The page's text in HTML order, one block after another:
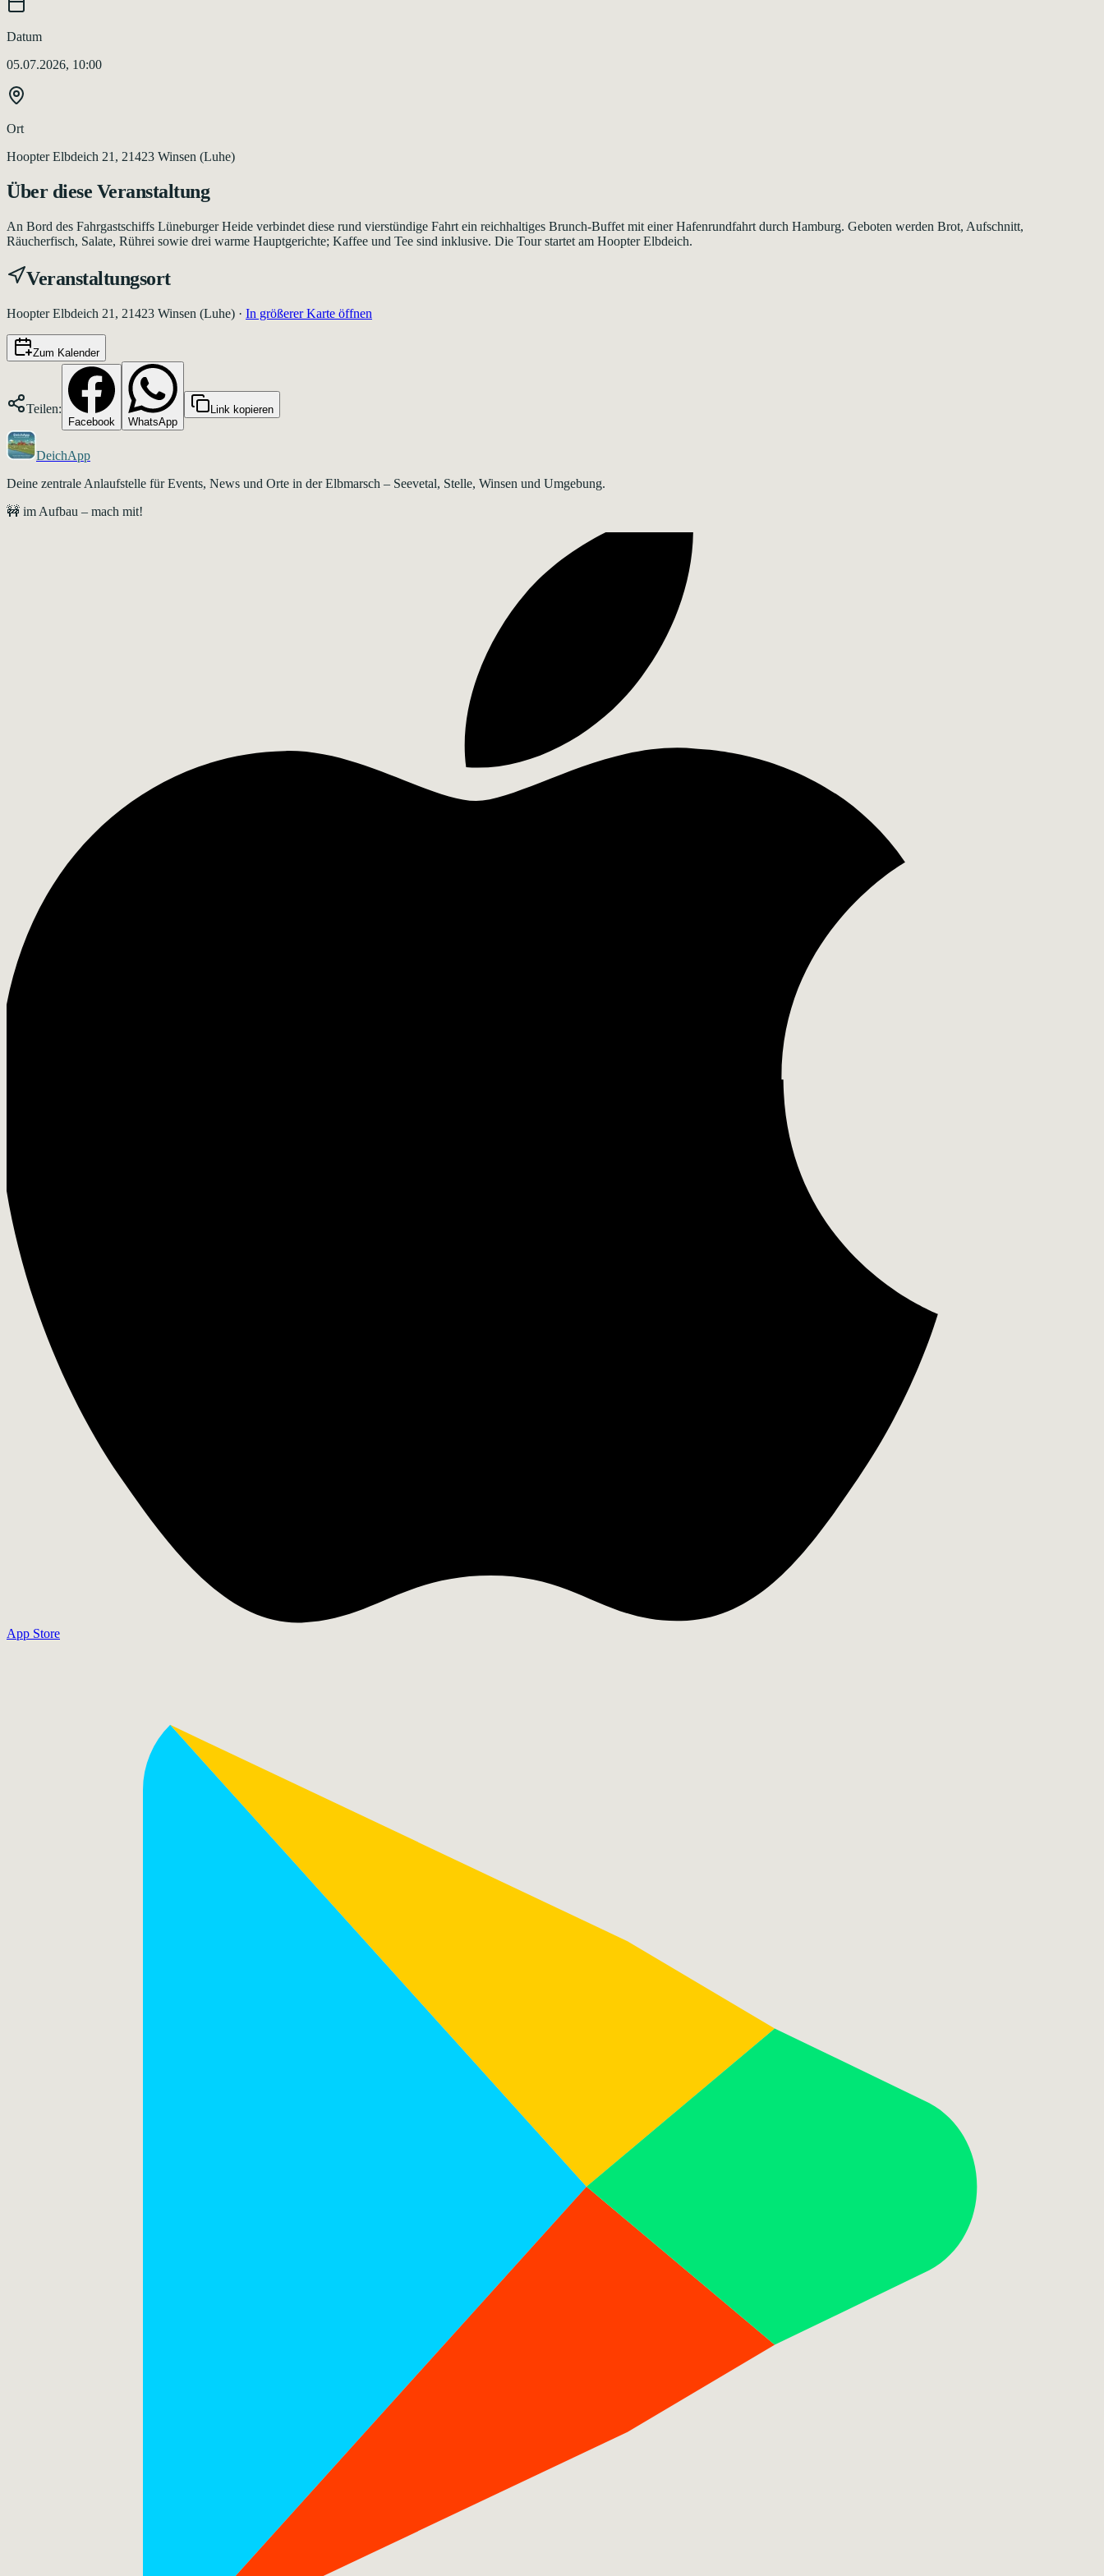
Datum
05.07.2026, 10:00
Ort
Hoopter Elbdeich 21, 21423 Winsen (Luhe)
Über diese Veranstaltung
An Bord des Fahrgastschiffs Lüneburger Heide verbindet diese rund vierstündige Fahrt ein reichhaltiges Brunch-Buffet mit einer Hafenrundfahrt durch Hamburg. Geboten werden Brot, Aufschnitt,
Räucherfisch, Salate, Rührei sowie drei warme Hauptgerichte; Kaffee und Tee sind inklusive. Die Tour startet am Hoopter Elbdeich.
Veranstaltungsort
Hoopter Elbdeich 21, 21423 Winsen (Luhe) · In größerer Karte öffnen
Zum Kalender
Teilen:
Facebook WhatsApp
Link kopieren
DeichApp
Deine zentrale Anlaufstelle für Events, News und Orte in der Elbmarsch – Seevetal, Stelle, Winsen und Umgebung.
🚧 im Aufbau – mach mit!
App Store